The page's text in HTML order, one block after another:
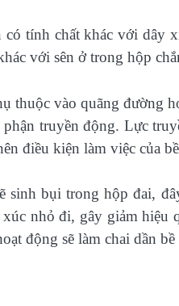
có tính chất khác với dây
với sên ở trong hộp
thuộc vào quãng đường
truyền động. Lực
điều kiện làm việc của
sinh bụi trong hộp đai,
nhỏ đi, gây giảm hiệu
động sẽ làm chai dần